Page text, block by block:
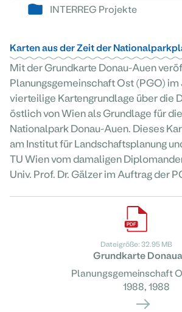
INTERREG Projekte
Karten aus der Zeit der
Mit der Grundkarte Donau-Auen
Planungsgemeinschaft Ost (PGO) im
vierteilige Kartengrundlage über die
östlich von Wien als Grundlage für
Nationalpark Donau-Auen. Dieses
am Institut für Landschaftsplanung
TU Wien vom damaligen
Univ. Prof. Dr. Gälzer im Auftrag der
Dateigröße: 32.95 MB
Grundkarte
Planungsgemeinschaft
1988, 1988